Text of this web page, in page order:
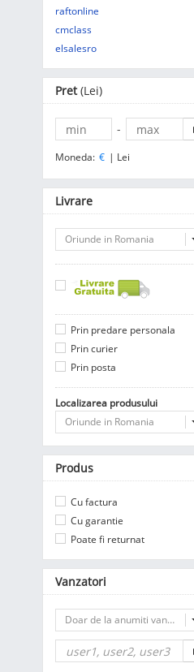
raftonline
cmclass
elsalesro
Pret(Lei)
-
Moneda: € | Lei
Livrare
Oriunde in Romania
Prin predare personala
Prin curier
Prin posta
Localizarea produsului
Oriunde in Romania
Produs
Cu factura
Cu garantie
Poate fi returnat
Vanzatori
Doar de la anumiti vanzatori